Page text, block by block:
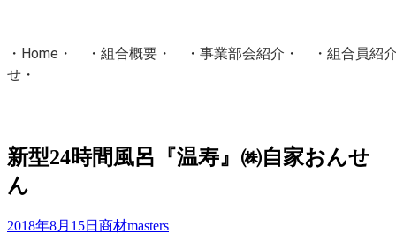
・ Home ・ ・ 組合概要 ・ ・ 事業部会紹介 ・ ・ 組合員紹
せ ・
協同組合Masters／
国土交通省・経済産業省・農林水産省・厚生労働省 認可
新型24時間風呂『温寿』㈱自家おんせ
ん
2018年8月15日 商材masters